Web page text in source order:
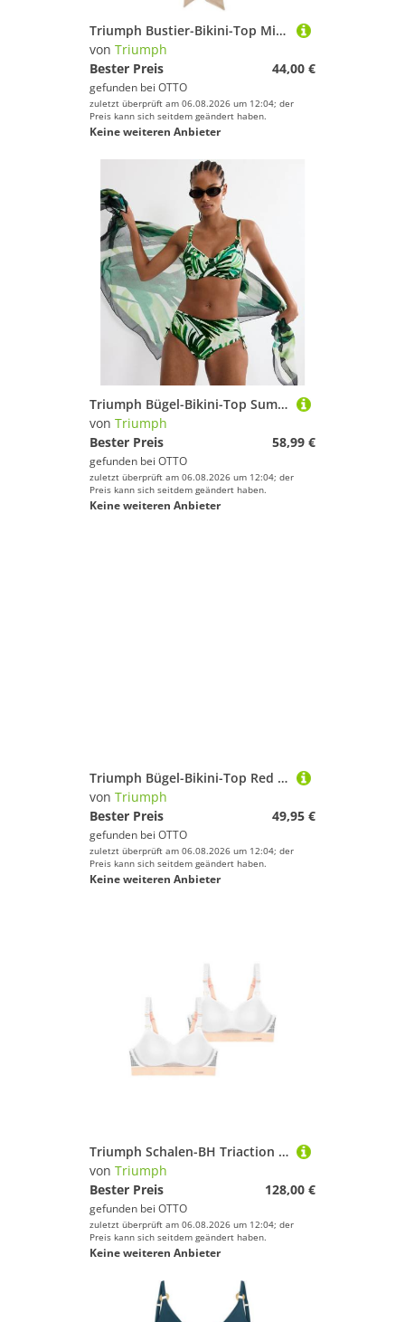
Triumph Bustier-Bikini-Top Midnight Swim
von Triumph
Bester Preis
44,00 €
gefunden bei OTTO
zuletzt überprüft am 06.08.2026 um 12:04; der
Preis kann sich seitdem geändert haben.
Keine weiteren Anbieter
Triumph Bügel-Bikini-Top Summer Palm W 01, Minimizer - verkleinert die Brust optisch um eine Cup-Größe
von Triumph
Bester Preis
58,99 €
gefunden bei OTTO
zuletzt überprüft am 06.08.2026 um 12:04; der
Preis kann sich seitdem geändert haben.
Keine weiteren Anbieter
Triumph Bügel-Bikini-Top Red Label Mix & Match Summer, Bademode,Bikini,Bügel-Bikini-Top
von Triumph
Bester Preis
49,95 €
gefunden bei OTTO
zuletzt überprüft am 06.08.2026 um 12:04; der
Preis kann sich seitdem geändert haben.
Keine weiteren Anbieter
Triumph Schalen-BH Triaction Hybrid Lite (2-tlg) Damen Frauen Mädchen
von Triumph
Bester Preis
128,00 €
gefunden bei OTTO
zuletzt überprüft am 06.08.2026 um 12:04; der
Preis kann sich seitdem geändert haben.
Keine weiteren Anbieter